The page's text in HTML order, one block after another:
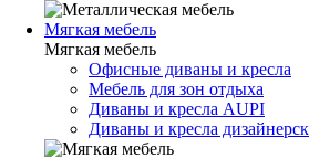
Мягкая мебель
Мягкая мебель
Офисные диваны и кресла
Мебель для зон отдыха
Диваны и кресла AUPI
Диваны и кресла